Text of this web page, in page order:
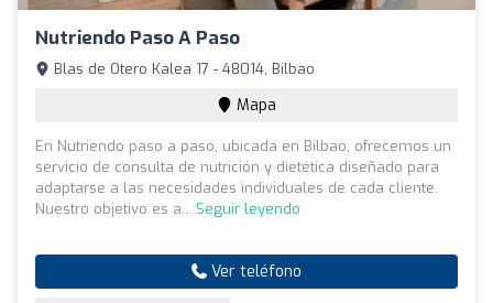
Nutriendo Paso A Paso
Blas de Otero Kalea 17 - 48014, Bilbao
Mapa
En Nutriendo paso a paso, ubicada en Bilbao, ofrecemos un
servicio de consulta de nutrición y dietética diseñado para
adaptarse a las necesidades individuales de cada cliente.
Nuestro objetivo es a... Seguir leyendo
Ver teléfono